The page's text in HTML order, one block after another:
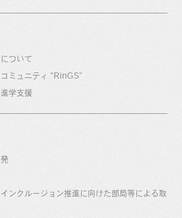
ついて
ミュニティ “RinGS”
学支援
ンクルージョン推進に向けた部局等による取